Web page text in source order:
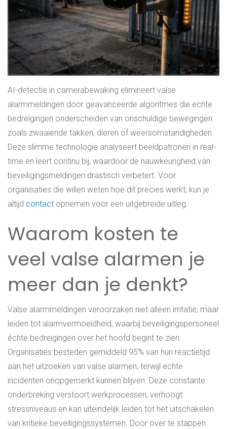
AI-detectie in camerabewaking elimineert valse
alarmmeldingen door geavanceerde algoritmes die echte
bedreigingen onderscheiden van onschuldige bewegingen
zoals zwaaiende takken, dieren of weersomstandigheden.
Deze slimme technologie analyseert beeldpatronen in real-
time en leert continu bij, waardoor de nauwkeurigheid van
beveiligingsmeldingen drastisch verbetert. Voor
organisaties die willen weten hoe dit precies werkt, kun je
altijd contact opnemen voor een uitgebreide uitleg.
Waarom kosten te
veel valse alarmen je
meer dan je denkt?
Valse alarmmeldingen veroorzaken niet alleen irritatie, maar
leiden tot alarmvermoeidheid, waarbij beveiligingspersoneel
échte bedreigingen over het hoofd begint te zien.
Organisaties besteden gemiddeld 95% van hun reactietijd
aan het uitzoeken van valse alarmen, terwijl echte
incidenten onopgemerkt kunnen blijven. Deze constante
onderbreking verstoort werkprocessen, verhoogt
stressniveaus en kan uiteindelijk leiden tot het uitschakelen
van kritieke beveiligingssystemen. Door over te stappen